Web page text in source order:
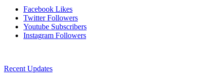
Facebook Likes
Twitter Followers
Youtube Subscribers
Instagram Followers
Recent Updates